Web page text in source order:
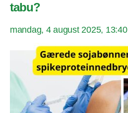
tabu?
mandag, 4 august 2025, 13:40